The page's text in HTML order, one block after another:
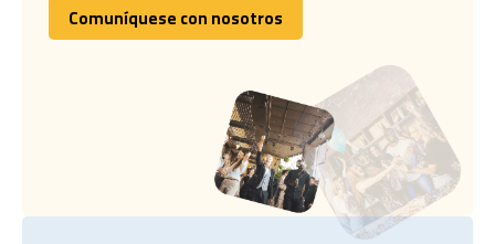
Comuníquese con nosotros
Comuníquese con nosotros